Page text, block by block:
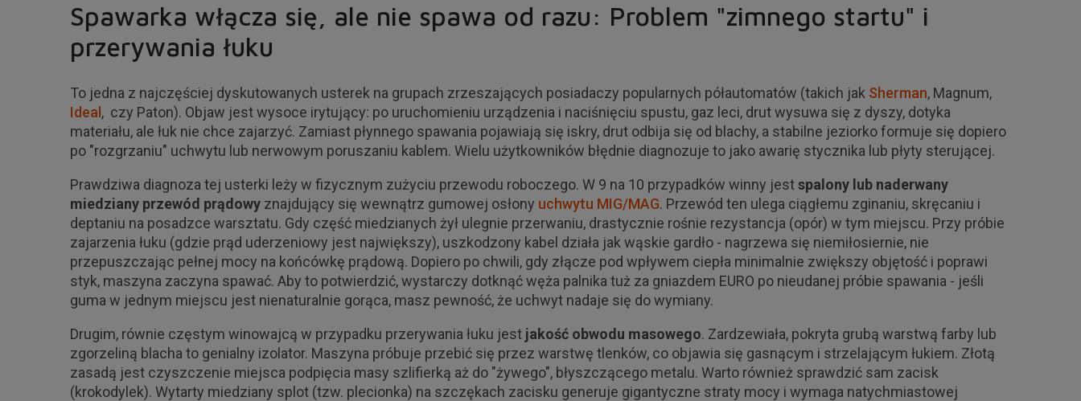
Spawarka włącza się, ale nie spawa od razu: Problem "zimnego startu" i
przerywania łuku
To jedna z najczęściej dyskutowanych usterek na grupach zrzeszających posiadaczy popularnych półautomatów (takich jak Sherman, Magnum,
Ideal , czy Paton). Objaw jest wysoce irytujący: po uruchomieniu urządzenia i naciśnięciu spustu, gaz leci, drut wysuwa się z dyszy, dotyka
materiału, ale łuk nie chce zajarzyć. Zamiast płynnego spawania pojawiają się iskry, drut odbija się od blachy, a stabilne jeziorko formuje się dopiero
po "rozgrzaniu" uchwytu lub nerwowym poruszaniu kablem. Wielu użytkowników błędnie diagnozuje to jako awarię stycznika lub płyty sterującej.
Prawdziwa diagnoza tej usterki leży w fizycznym zużyciu przewodu roboczego. W 9 na 10 przypadków winny jestspalony lub naderwany
miedziany przewód prądowy znajdujący się wewnątrz gumowej osłony uchwytu MIG/MAG. Przewód ten ulega ciągłemu zginaniu, skręcaniu i
deptaniu na posadzce warsztatu. Gdy część miedzianych żył ulegnie przerwaniu, drastycznie rośnie rezystancja (opór) w tym miejscu. Przy próbie
zajarzenia łuku (gdzie prąd uderzeniowy jest największy), uszkodzony kabel działa jak wąskie gardło - nagrzewa się niemiłosiernie, nie
przepuszczając pełnej mocy na końcówkę prądową. Dopiero po chwili, gdy złącze pod wpływem ciepła minimalnie zwiększy objętość i poprawi
styk, maszyna zaczyna spawać. Aby to potwierdzić, wystarczy dotknąć węża palnika tuż za gniazdem EURO po nieudanej próbie spawania - jeśli
guma w jednym miejscu jest nienaturalnie gorąca, masz pewność, że uchwyt nadaje się do wymiany.
Drugim, równie częstym winowajcą w przypadku przerywania łuku jest jakość obwodu masowego. Zardzewiała, pokryta grubą warstwą farby lub
zgorzeliną blacha to genialny izolator. Maszyna próbuje przebić się przez warstwę tlenków, co objawia się gasnącym i strzelającym łukiem. Złotą
zasadą jest czyszczenie miejsca podpięcia masy szlifierką aż do "żywego", błyszczącego metalu. Warto również sprawdzić sam zacisk
(krokodylek). Wytarty miedziany splot (tzw. plecionka) na szczękach zacisku generuje gigantyczne straty mocy i wymaga natychmiastowej